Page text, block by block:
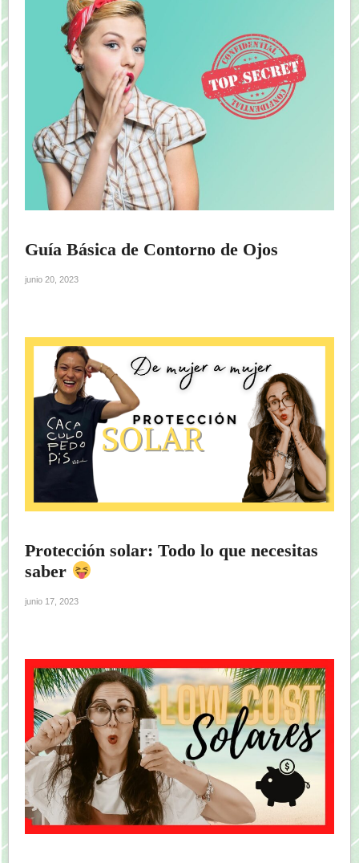
Guía Básica de Contorno de Ojos
junio 20, 2023
Protección solar: Todo lo que necesitas
saber
junio 17, 2023